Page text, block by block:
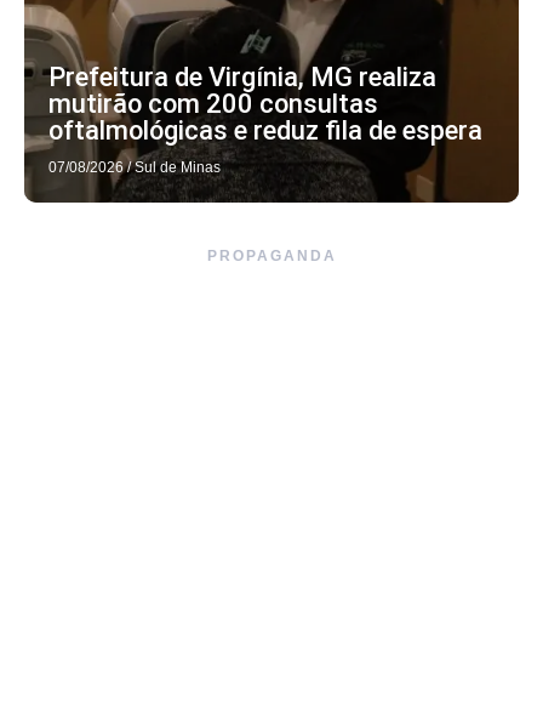
Prefeitura de Virgínia, MG realiza
mutirão com 200 consultas
oftalmológicas e reduz fila de espera
07/08/2026 / Sul de Minas
PROPAGANDA